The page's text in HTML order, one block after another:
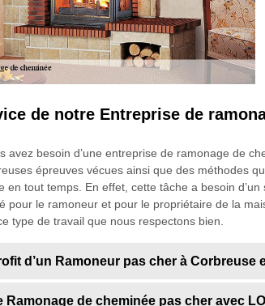
de notre Entreprise de
avez besoin d’une entreprise de ramonage de
épreuves vécues ainsi que des méthodes
en tout temps. En effet, cette tâche a besoin
pour le ramoneur et pour le propriétaire de la
type de travail que nous respectons bien.
d’un Ramoneur pas cher à Corbreuse
Ramonage de cheminée pas cher avec